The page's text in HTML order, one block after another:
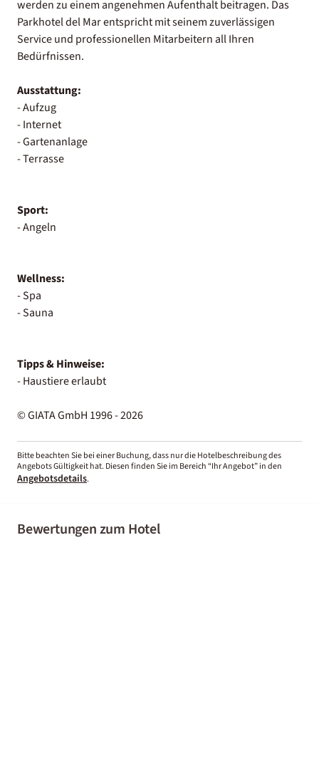
werden zu einem angenehmen Aufenthalt beitragen. Das
Parkhotel del Mar entspricht mit seinem zuverlässigen
Service und professionellen Mitarbeitern all Ihren
Bedürfnissen.
Ausstattung:
- Aufzug
- Internet
- Gartenanlage
- Terrasse
Sport:
- Angeln
Wellness:
- Spa
- Sauna
Tipps & Hinweise:
- Haustiere erlaubt
© GIATA GmbH 1996 - 2026
Bitte beachten Sie bei einer Buchung, dass nur die Hotelbeschreibung des
Angebots Gültigkeit hat. Diesen finden Sie im Bereich “Ihr Angebot” in den
Angebotsdetails.
Bewertungen zum Hotel